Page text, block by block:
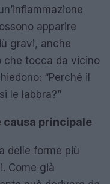
apparire
gravi, anche
che tocca da vicino
“Perché il
le labbra?”
causa principale
delle forme più
Come già